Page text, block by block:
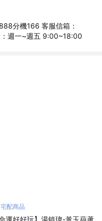
分機166 客服信箱：
週一~週五 9:00~18:00
宅配商品
命運好好玩】湯鎮瑋-黃玉葫蘆